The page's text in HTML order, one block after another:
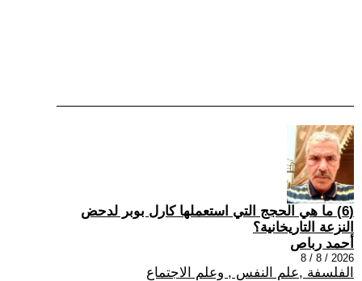
(6) ما هي الحجج التي استعملها كارل بوبر لدحض
النزعة التاريخانية؟
أحمد رباص
2026 / 8 / 8
الفلسفة ,علم النفس , وعلم الاجتماع